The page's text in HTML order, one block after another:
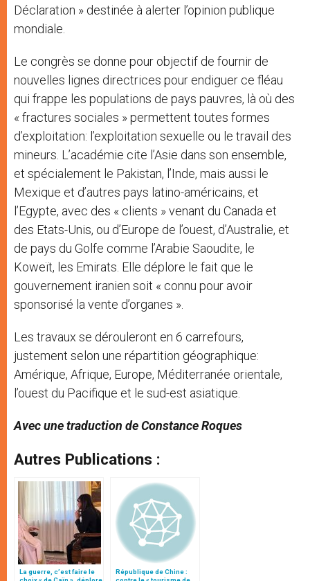
Déclaration » destinée à alerter l’opinion publique
mondiale.
Le congrès se donne pour objectif de fournir de
nouvelles lignes directrices pour endiguer ce fléau
qui frappe les populations de pays pauvres, là où des
« fractures sociales » permettent toutes formes
d’exploitation: l’exploitation sexuelle ou le travail des
mineurs. L’académie cite l’Asie dans son ensemble,
et spécialement le Pakistan, l’Inde, mais aussi le
Mexique et d’autres pays latino-américains, et
l’Egypte, avec des « clients » venant du Canada et
des Etats-Unis, ou d’Europe de l’ouest, d’Australie, et
de pays du Golfe comme l’Arabie Saoudite, le
Koweït, les Emirats. Elle déplore le fait que le
gouvernement iranien soit « connu pour avoir
sponsorisé la vente d’organes ».
Les travaux se dérouleront en 6 carrefours,
justement selon une répartition géographique:
Amérique, Afrique, Europe, Méditerranée orientale,
l’ouest du Pacifique et le sud-est asiatique.
Avec une traduction de Constance Roques
Autres Publications :
La guerre, c’est faire le
République de Chine :